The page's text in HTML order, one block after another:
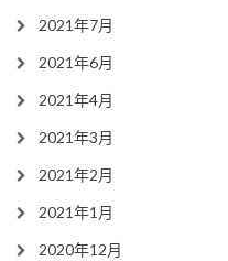
2021年7月
2021年6月
2021年4月
2021年3月
2021年2月
2021年1月
2020年12月